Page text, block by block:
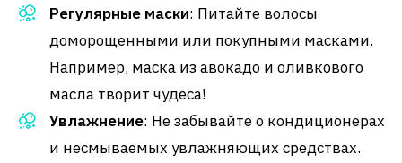
Регулярные маски: Питайте волосы
доморощенными или покупными масками.
Например, маска из авокадо и оливкового
масла творит чудеса!
Увлажнение: Не забывайте о кондиционерах
и несмываемых увлажняющих средствах.